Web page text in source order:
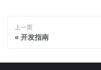
上一页
开发指南